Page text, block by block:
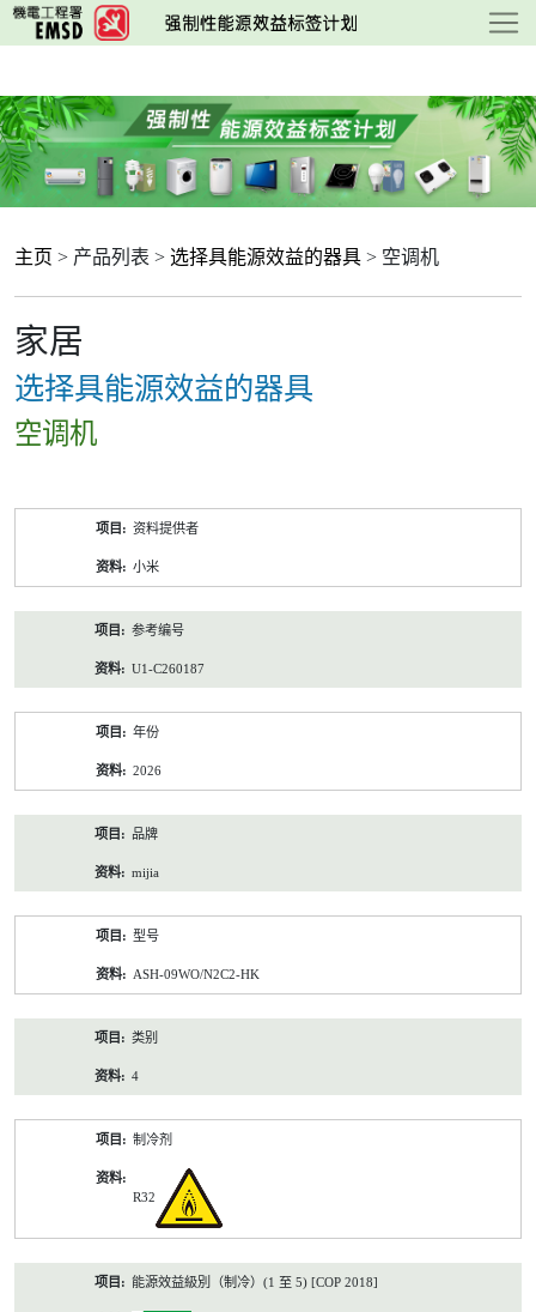
跳
至
要
内
容
主页 > 产品列表 > 选择具能源效益的器具 > 空调机
家居
选择具能源效益的器具
空调机
资料提供者
小米
参考编号
U1-C260187
年份
2026
品牌
mijia
型号
ASH-09WO/N2C2-HK
类别
4
制冷剂
R32
能源效益級別（制冷）(1 至 5) [COP 2018]